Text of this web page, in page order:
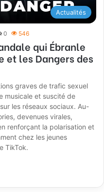
Actualités
0 546
qui Ébranle
et les Dangers des
graves de trafic sexuel
musicale et suscité de
les réseaux sociaux. Au-
devenues virales,
renforçant la polarisation et
chez les jeunes
TikTok.